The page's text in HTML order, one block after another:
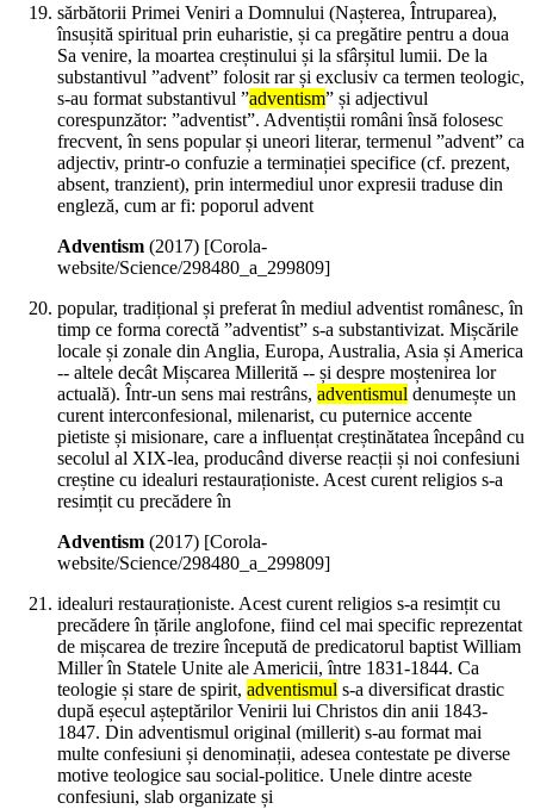
sărbătorii Primei Veniri a Domnului (Nașterea, Întruparea),
însușită spiritual prin euharistie, și ca pregătire pentru a doua
Sa venire, la moartea creștinului și la sfârșitul lumii. De la
substantivul ”advent” folosit rar și exclusiv ca termen teologic,
s-au format substantivul ”adventism” și adjectivul
corespunzător: ”adventist”. Adventiștii români însă folosesc
frecvent, în sens popular și uneori literar, termenul ”advent” ca
adjectiv, printr-o confuzie a terminației specifice (cf. prezent,
absent, tranzient), prin intermediul unor expresii traduse din
engleză, cum ar fi: poporul advent
Adventism (2017) [Corola-
website/Science/298480_a_299809]
popular, tradițional și preferat în mediul adventist românesc, în
timp ce forma corectă ”adventist” s-a substantivizat. Mișcările
locale și zonale din Anglia, Europa, Australia, Asia și America
-- altele decât Mișcarea Millerită -- și despre moștenirea lor
actuală). Într-un sens mai restrâns, adventismul denumește un
curent interconfesional, milenarist, cu puternice accente
pietiste și misionare, care a influențat creștinătatea începând cu
secolul al XIX-lea, producând diverse reacții și noi confesiuni
creștine cu idealuri restauraționiste. Acest curent religios s-a
resimțit cu precădere în
Adventism (2017) [Corola-
website/Science/298480_a_299809]
idealuri restauraționiste. Acest curent religios s-a resimțit cu
precădere în țările anglofone, fiind cel mai specific reprezentat
de mișcarea de trezire începută de predicatorul baptist William
Miller în Statele Unite ale Americii, între 1831-1844. Ca
teologie și stare de spirit, adventismul s-a diversificat drastic
după eșecul așteptărilor Venirii lui Christos din anii 1843-
1847. Din adventismul original (millerit) s-au format mai
multe confesiuni și denominații, adesea contestate pe diverse
motive teologice sau social-politice. Unele dintre aceste
confesiuni, slab organizate și